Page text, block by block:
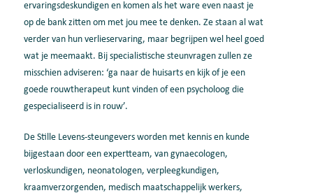
ervaringsdeskundigen en komen als het ware even naast je
op de bank zitten om met jou mee te denken. Ze staan al wat
verder van hun verlieservaring, maar begrijpen wel heel goed
wat je meemaakt. Bij specialistische steunvragen zullen ze
misschien adviseren: ‘ga naar de huisarts en kijk of je een
goede rouwtherapeut kunt vinden of een psycholoog die
gespecialiseerd is in rouw’.
De Stille Levens-steungevers worden met kennis en kunde
bijgestaan door een expertteam, van gynaecologen,
verloskundigen, neonatologen, verpleegkundigen,
kraamverzorgenden, medisch maatschappelijk werkers,